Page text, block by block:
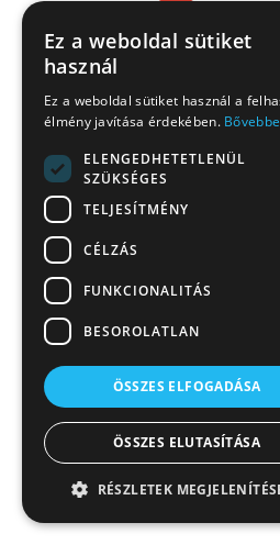
Ez a weboldal sütiket
használ
Ez a weboldal sütiket használ a
élmény javítása érdekében.
ELENGEDHETETLENÜL
SZÜKSÉGES
TELJESÍTMÉNY
CÉLZÁS
FUNKCIONALITÁS
BESOROLATLAN
ÖSSZES ELFOGADÁSA
ÖSSZES ELUTASÍTÁSA
RÉSZLETEK